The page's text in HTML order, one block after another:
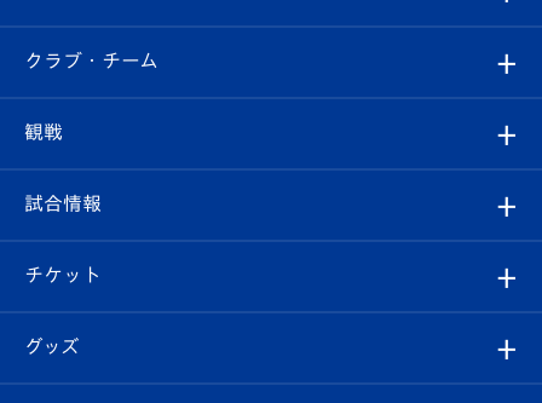
すべて
クラブ
試合情報
チケット
クラブ・チーム
クラブ概要
エンブレム紹介
観戦
観戦ルール
はじめての観戦ガイド
Revive Team
試合情報
試合日程/結果
フォトギャラリー
チケット
チケット
グッズ